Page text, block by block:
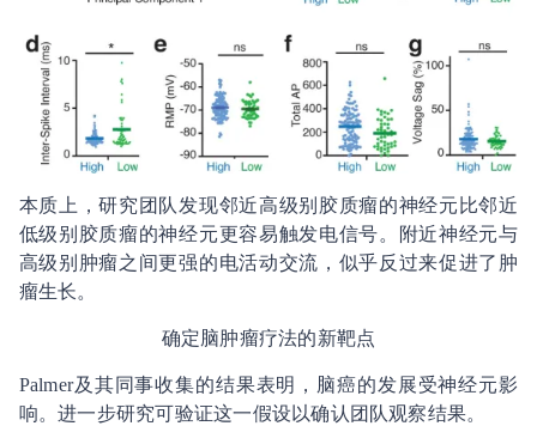
本质上，研究团队发现邻近高级别胶质瘤的神经元比邻近
低级别胶质瘤的神经元更容易触发电信号。附近神经元与
高级别肿瘤之间更强的电活动交流，似乎反过来促进了肿
瘤生长。
确定脑肿瘤疗法的新靶点
Palmer及其同事收集的结果表明，脑癌的发展受神经元影
响。进一步研究可验证这一假设以确认团队观察结果。